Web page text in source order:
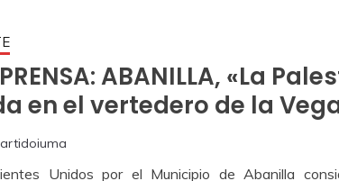
ABANILLA, «La
en el vertedero de la
Unidos por el Municipio de Abanilla